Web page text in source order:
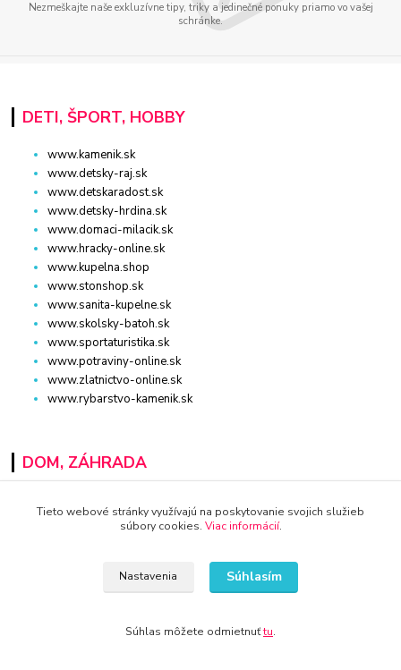
Nezmeškajte naše exkluzívne tipy, triky a jedinečné ponuky priamo vo vašej
schránke.
DETI, ŠPORT, HOBBY
www.kamenik.sk
www.detsky-raj.sk
www.detskaradost.sk
www.detsky-hrdina.sk
www.domaci-milacik.sk
www.hracky-online.sk
www.kupelna.shop
www.stonshop.sk
www.sanita-kupelne.sk
www.skolsky-batoh.sk
www.sportaturistika.sk
www.potraviny-online.sk
www.zlatnictvo-online.sk
www.rybarstvo-kamenik.sk
DOM, ZÁHRADA
www.kvalitnytovar.sk
www.top-nabytok.sk
www.proti-skodcom.sk
www.superpredajca.sk
Tieto webové stránky využívajú na poskytovanie svojich služieb
súbory cookies. Viac informácií.
Nastavenia Súhlasím
Súhlas môžete odmietnuťtu.